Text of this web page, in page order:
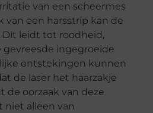
van een scheermes
van een harsstrip kan de
Dit leidt tot roodheid,
ingegroeide
ontstekingen kunnen
de laser het haarzakje
de oorzaak van deze
niet alleen van